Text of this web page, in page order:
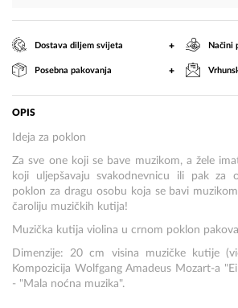
Dostava diljem svijeta + Načini
Posebna pakovanja +
OPIS
Ideja za poklon
Za sve one koji se bave muzikom, a žele
koji uljepšavaju svakodnevnicu ili pak za
poklon za dragu osobu koja se bavi
čaroliju muzičkih kutija!
Muzička kutija violina u crnom poklon
Dimenzije: 20 cm visina muzičke kutije
Kompozicija Wolfgang Amadeus Mozart-a
- "Mala noćna muzika".